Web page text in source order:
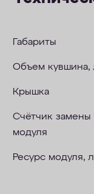
Габариты
Объем кувшина,
Крышка
Счётчик замены
модуля
Ресурс модуля, л